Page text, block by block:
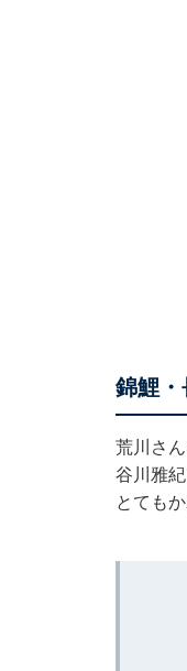
錦鯉・
荒川さ
谷川雅
とても